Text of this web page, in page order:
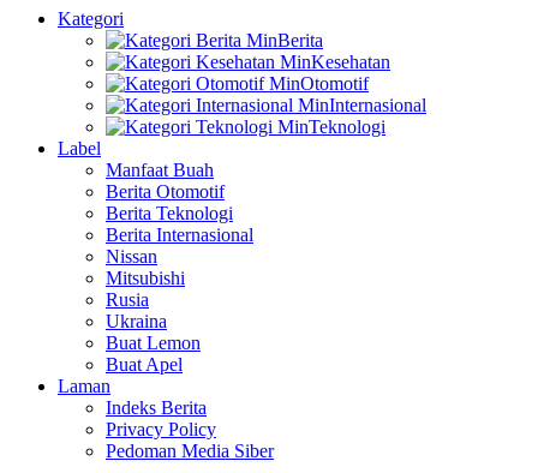
Kategori
Berita
Kesehatan
Otomotif
Internasional
Teknologi
Label
Manfaat Buah
Berita Otomotif
Berita Teknologi
Berita Internasional
Nissan
Mitsubishi
Rusia
Ukraina
Buat Lemon
Buat Apel
Laman
Indeks Berita
Privacy Policy
Pedoman Media Siber